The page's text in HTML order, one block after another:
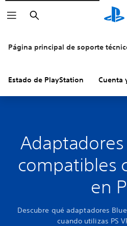
Buscar
Página principal de soporte
Estado de PlayStation Cuenta
compatibles
en
Descubre qué adaptadores
cuando utilizas PS